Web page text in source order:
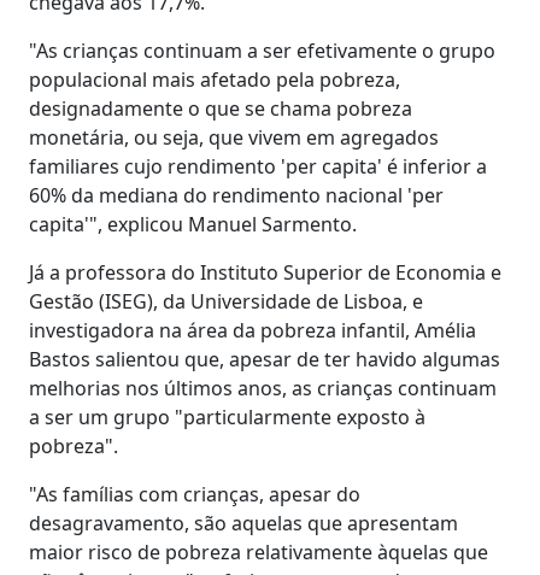
"As crianças continuam a ser efetivamente o grupo
populacional mais afetado pela pobreza,
designadamente o que se chama pobreza
monetária, ou seja, que vivem em agregados
familiares cujo rendimento 'per capita' é inferior a
60% da mediana do rendimento nacional 'per
capita'", explicou Manuel Sarmento.
Já a professora do Instituto Superior de Economia e
Gestão (ISEG), da Universidade de Lisboa, e
investigadora na área da pobreza infantil, Amélia
Bastos salientou que, apesar de ter havido algumas
melhorias nos últimos anos, as crianças continuam
a ser um grupo "particularmente exposto à
pobreza".
"As famílias com crianças, apesar do
desagravamento, são aquelas que apresentam
maior risco de pobreza relativamente àquelas que